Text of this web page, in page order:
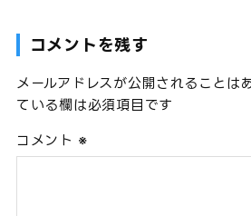
コメントを残す
メールアドレスが公開されることは
ている欄は必須項目です
コメント ※